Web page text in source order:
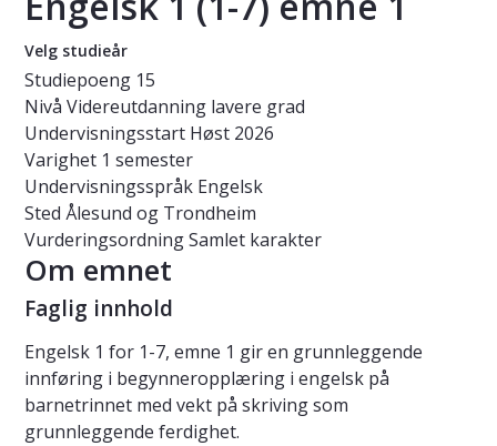
Velg studieår
Studiepoeng 15
Nivå Videreutdanning lavere grad
Undervisningsstart Høst 2026
Varighet 1 semester
Undervisningsspråk Engelsk
Sted Ålesund og Trondheim
VurderingsordningSamlet karakter
Om emnet
Faglig innhold
Engelsk 1 for 1-7, emne 1 gir en grunnleggende
innføring i begynneropplæring i engelsk på
barnetrinnet med vekt på skriving som
grunnleggende ferdighet.